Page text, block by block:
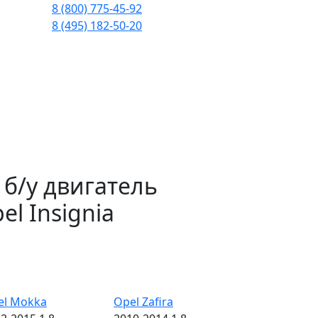
8 (800) 775-45-92
8 (495) 182-50-20
у двигатель
Insignia
Mokka
Opel Zafira